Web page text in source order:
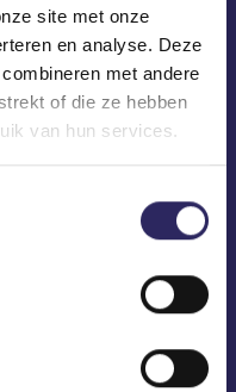
site met onze
en analyse. Deze
met andere
of die ze hebben
van hun services.